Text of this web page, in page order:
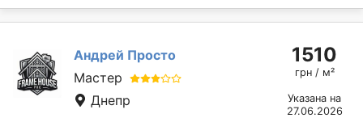
Андрей Просто
Мастер
Днепр
1510
грн / м²
Указана на
27.06.2026